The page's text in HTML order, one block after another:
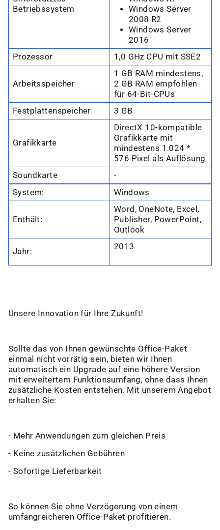
Betriebssystem
Windows Server
2008 R2
Windows Server
2016
Prozessor
1,0 GHz CPU mit SSE2
Arbeitsspeicher
1 GB RAM mindestens,
2 GB RAM empfohlen
für 64-Bit-CPUs
Festplattenspeicher
3 GB
Grafikkarte
DirectX 10-kompatible
Grafikkarte mit
mindestens 1.024 *
576 Pixel als Auflösung
Soundkarte
-
System:
Windows
Enthält:
Word, OneNote, Excel,
Publisher, PowerPoint,
Outlook
Jahr:
2013
Unsere Innovation für Ihre Zukunft!
Sollte das von Ihnen gewünschte Office-Paket
einmal nicht vorrätig sein, bieten wir Ihnen
automatisch ein Upgrade auf eine höhere Version
mit erweitertem Funktionsumfang, ohne dass Ihnen
zusätzliche Kosten entstehen. Mit unserem Angebot
erhalten Sie:
- Mehr Anwendungen zum gleichen Preis
- Keine zusätzlichen Gebühren
- Sofortige Lieferbarkeit
So können Sie ohne Verzögerung von einem
umfangreicheren Office-Paket profitieren.